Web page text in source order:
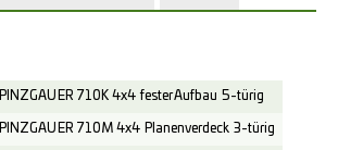
PINZGAUER 710K 4x4 fester Aufbau 5-türig
PINZGAUER 710M 4x4 Planenverdeck 3-türig